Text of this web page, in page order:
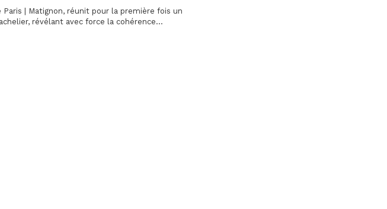
Paris | Matignon, réunit pour la première fois un
révélant avec force la cohérence...